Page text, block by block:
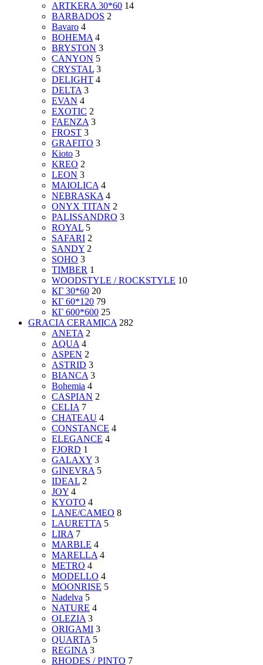
ARTKERA 30*60 14
BARBADOS 2
Bavaro 4
BOHEMA 4
BRYSTON 3
CANYON 5
CRYSTAL 3
DELIGHT 4
DELTA 3
EVAN 4
EXOTIC 2
FAENZA 3
FROST 3
GRAFITO 3
Kioto 3
KREO 2
LEON 3
MAIOLICA 4
NEBRASKA 4
ONYX TITAN 2
PALISSANDRO 3
ROYAL 5
SAFARI 2
SANDY 2
SOHO 3
TIMBER 1
WOODSTYLE / ROCKSTYLE 10
КГ 30*60 20
КГ 60*120 79
КГ 600*600 25
GRACIA CERAMICA 282
ANETA 2
AQUA 4
ASPEN 2
ASTRID 3
BIANCA 3
Bohemia 4
CASPIAN 2
CELIA 7
CHATEAU 4
CONSTANCE 4
ELEGANCE 4
FJORD 1
GALAXY 3
GINEVRA 5
IDEAL 2
JOY 4
KYOTO 4
LANE/CAMEO 8
LAURETTA 5
LIRA 7
MARBLE 4
MARELLA 4
METRO 4
MODELLO 4
MOONRISE 5
Nadelva 5
NATURE 4
OLEZIA 3
ORIGAMI 3
QUARTA 5
REGINA 3
RHODES / PINTO 7